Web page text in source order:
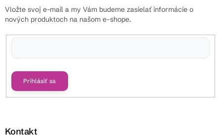
Vložte svoj e-mail a my Vám budeme zasielať informácie o
nových produktoch na našom e-shope.
Prihlásiť sa
Kontakt